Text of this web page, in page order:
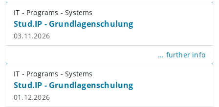
IT - Programs - Systems
Stud.IP - Grundlagenschulung
03.11.2026
... further info
IT - Programs - Systems
Stud.IP - Grundlagenschulung
01.12.2026